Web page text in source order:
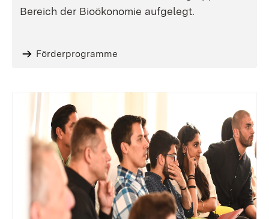
Bereich der Bioökonomie aufgelegt.
Förderprogramme